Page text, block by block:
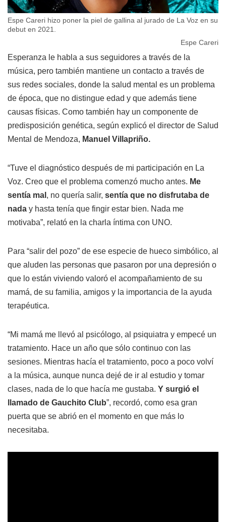
Espe Careri hizo poner la piel de gallina al jurado de La Voz en su
debut en 2021.
Espe Careri
Esperanza le habla a sus seguidores a través de la
música, pero también mantiene un contacto a través de
sus redes sociales, donde la salud mental es un problema
de época, que no distingue edad y que además tiene
causas físicas. Como también hay un componente de
predisposición genética, según explicó el director de Salud
Mental de Mendoza, Manuel Villapriño.
“Tuve el diagnóstico después de mi participación en La
Voz. Creo que el problema comenzó mucho antes. Me
sentía mal , no quería salir, sentía que no disfrutaba de
nada y hasta tenía que fingir estar bien. Nada me
motivaba”, relató en la charla íntima con UNO.
Para “salir del pozo” de ese especie de hueco simbólico, al
que aluden las personas que pasaron por una depresión o
que lo están viviendo valoró el acompañamiento de su
mamá, de su familia, amigos y la importancia de la ayuda
terapéutica.
“Mi mamá me llevó al psicólogo, al psiquiatra y empecé un
tratamiento. Hace un año que sólo continuo con las
sesiones. Mientras hacía el tratamiento, poco a poco volví
a la música, aunque nunca dejé de ir al estudio y tomar
clases, nada de lo que hacía me gustaba. Y surgió el
llamado de Gauchito Club”, recordó, como esa gran
puerta que se abrió en el momento en que más lo
necesitaba.